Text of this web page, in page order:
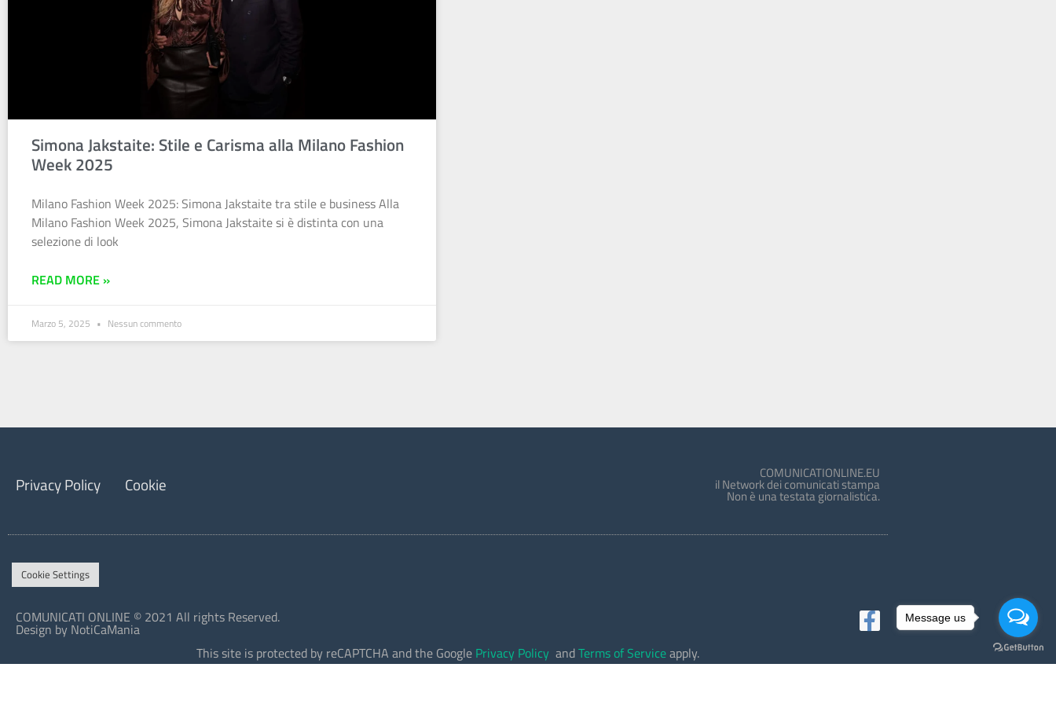
Simona Jakstaite: Stile e Carisma alla Milano Fashion
Week 2025
Milano Fashion Week 2025: Simona Jakstaite tra stile e business Alla
Milano Fashion Week 2025, Simona Jakstaite si è distinta con una
selezione di look
READ MORE »
Marzo 5, 2025 Nessun commento
Privacy Policy Cookie COMUNICATIONLINE.EU
il Network dei comunicati stampa
Non è una testata giornalistica.
Cookie Settings
COMUNICATI ONLINE © 2021 All rights Reserved.
Design by NotiCaMania
This site is protected by reCAPTCHA and the Google Privacy Policy andTerms of Serviceapply.
Message us